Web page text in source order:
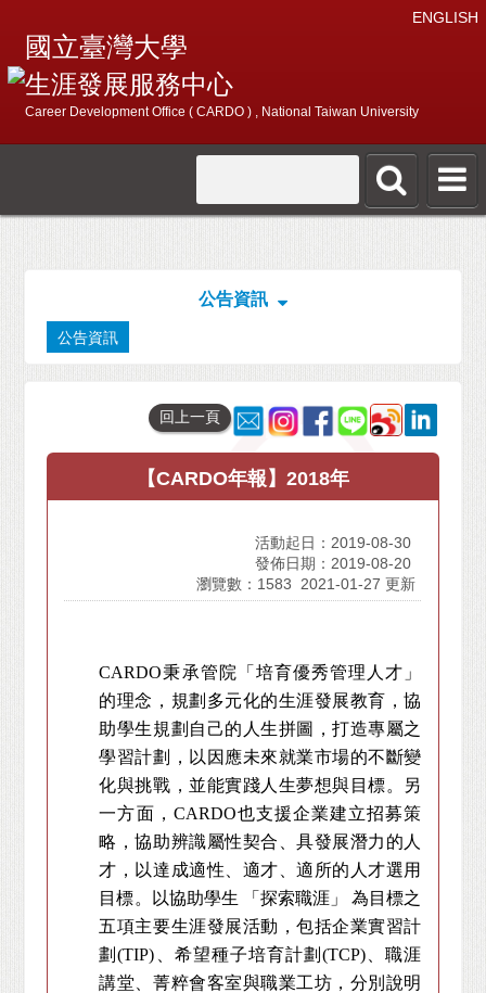
ENGLISH
國立臺灣大學
生涯發展服務中心
Career Development Office ( CARDO ) , National Taiwan University
公告資訊
公告資訊
回上一頁
【CARDO年報】2018年
活動起日：2019-08-30
發佈日期：2019-08-20
瀏覽數：1583
2021-01-27 更新
CARDO秉承管院「培育優秀管理人才」
的理念，規劃多元化的生涯發展教育，協
助學生規劃自己的人生拼圖，打造專屬之
學習計劃，以因應未來就業市場的不斷變
化與挑戰，並能實踐人生夢想與目標。另
一方面，CARDO也支援企業建立招募策
略，協助辨識屬性契合、具發展潛力的人
才，以達成適性、適才、適所的人才選用
目標。以協助學生 「探索職涯」 為目標之
五項主要生涯發展活動，包括企業實習計
劃(TIP)、希望種子培育計劃(TCP)、職涯
講堂、菁粹會客室與職業工坊，分別說明